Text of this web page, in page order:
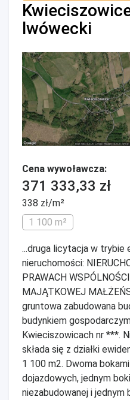
lwówecki
Cena wywoławcza:
371 333,33 zł
338 zł/m²
1 100 m²
...druga licytacja w trybie
nieruchomości:
PRAWACH
MAJĄTKOWEJ
gruntowa zabudowana
budynkiem
Kwieciszowicach nr ***.
składa się z działki
1 100 m2. Dwoma
dojazdowych, jednym
niezabudowanej i jednym